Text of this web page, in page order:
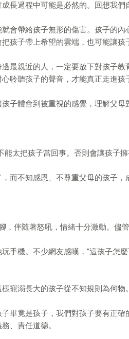
長過程中可能是必然的。回想我們
會帶給孩子無形的傷害。孩子的內
孩子帶上希望的雲端，也可能讓孩
最親近的人，一定要放下對孩子教
聆聽孩子的聲音，才能真正走進孩
子體會到被重視的感覺，理解父母
太把孩子當回事。否則會讓孩子
而不知感恩、不尊重父母的孩子，
，伴隨著怒吼，情緒十分激動。儘
手機。不少網友感嘆，"這孩子怎
寵溺長大的孩子從不知規則為何物
畢竟是孩子，我們對孩子要有正確
、責任道德。